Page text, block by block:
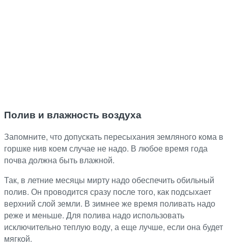
Полив и влажность воздуха
Запомните, что допускать пересыхания земляного кома в
горшке нив коем случае не надо. В любое время года
почва должна быть влажной.
Так, в летние месяцы мирту надо обеспечить обильный
полив. Он проводится сразу после того, как подсыхает
верхний слой земли. В зимнее же время поливать надо
реже и меньше. Для полива надо использовать
исключительно теплую воду, а еще лучше, если она будет
мягкой.